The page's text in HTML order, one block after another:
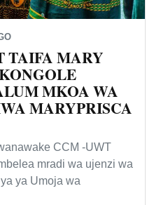
TAIFA MARY
MKOA WA
MARYPRISCA
CCM -UWT
mradi wa ujenzi wa
ya Umoja wa